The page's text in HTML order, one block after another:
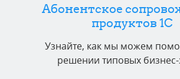
Абонентское
продуктов 1C
Узнайте, как мы можем
решении типовых бизнес-